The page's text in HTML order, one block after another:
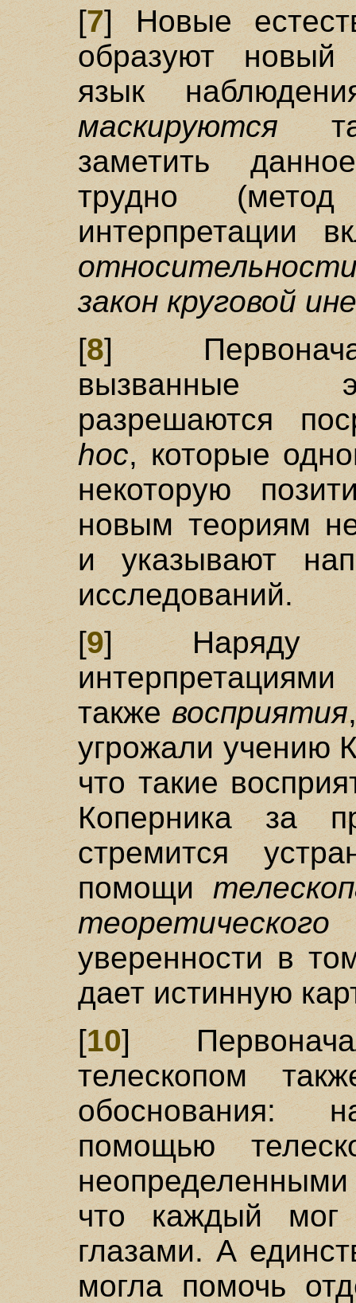
[7] Новые
образуют новый
язык
маскируются
заметить
трудно
интерпретации
закон круговой
[8]
вызванные
разрешаются
hoc, которые
некоторую
новым теориям
и указывают
исследований.
[9] Наряду с
такжевосприятия
угрожали учению
что такие
Коперника за
стремится
помощи
теоретического
уверенности в
дает истинную
[10]
телескопом
обоснования:
помощью
что каждый мог
глазами. А
могла помочь